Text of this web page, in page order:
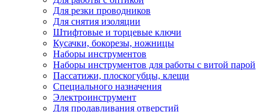
Для резки проводников
Для снятия изоляции
Штифтовые и торцевые ключи
Кусачки, бокорезы, ножницы
Наборы инструментов
Наборы инструментов для работы с витой парой
Пассатижи, плоскогубцы, клещи
Специального назначения
Электроинструмент
Для продавливания отверстий